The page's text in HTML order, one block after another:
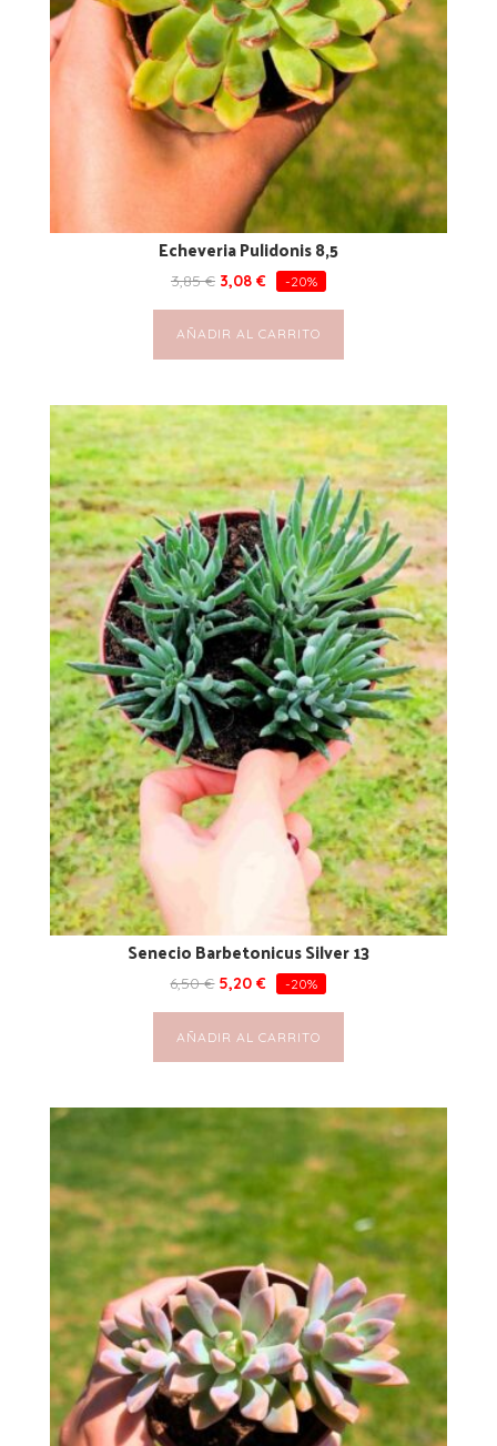
Echeveria Pulidonis 8,5
3,85€ 3,08 € -20%
AÑADIR AL CARRITO
Senecio Barbetonicus Silver 13
6,50€ 5,20€ -20%
AÑADIR AL CARRITO